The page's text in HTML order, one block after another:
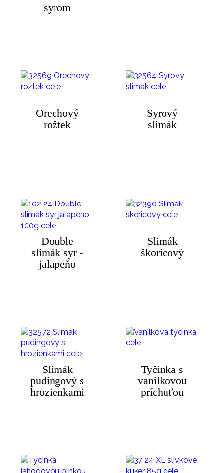
syrom
Orechový
rožtek
Syrový
slimák
Double
slimák syr -
jalapeňo
Slimák
škoricový
Slimák
pudingový s
hrozienkami
Tyčinka s
vanilkovou
príchuťou